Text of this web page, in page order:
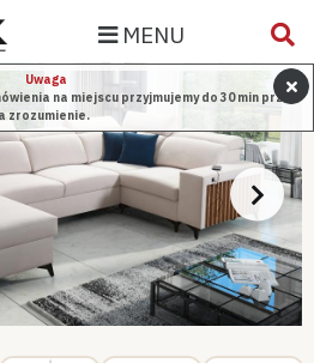
MENU
Uwaga
na miejscu przyjmujemy do 30 min przed
zrozumienie.